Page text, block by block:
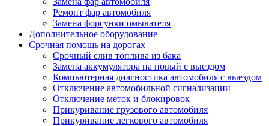
Ремонт фар автомобиля
Замена форсунки омывателя
Дополнительное оборудование
Срочная помощь на дорогах
Срочный слив топлива из бака
Замена аккумулятора на новый с выездом
Компьютерная диагностика автомобиля с выездом
Отключение автомобильной сигнализации
Отключение меток и блокировок
Прикуривание грузового автомобиля
Прикуривание легкового автомобиля